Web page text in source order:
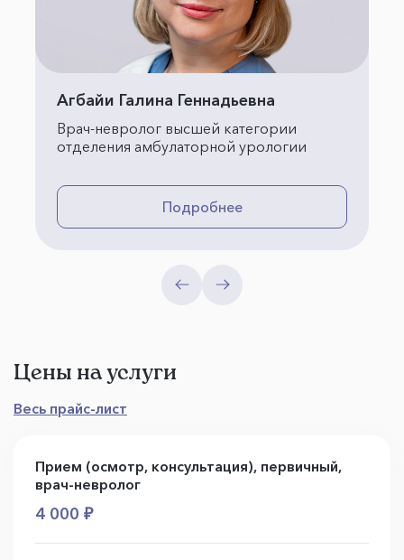
Агбайи Галина Геннадьевна
Врач-невролог высшей категории
отделения амбулаторной урологии
Подробнее
Цены на услуги
Весь прайс-лист
Прием (осмотр, консультация), первичный,
врач-невролог
4 000 ₽